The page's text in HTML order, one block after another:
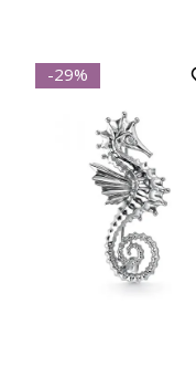
-29%